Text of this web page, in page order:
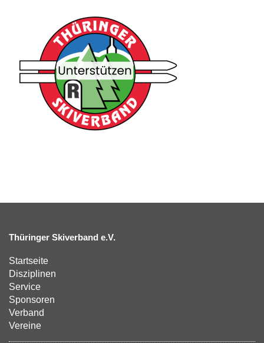
Thüringer Skiverband e.V.
Startseite
Disziplinen
Service
Sponsoren
Verband
Vereine